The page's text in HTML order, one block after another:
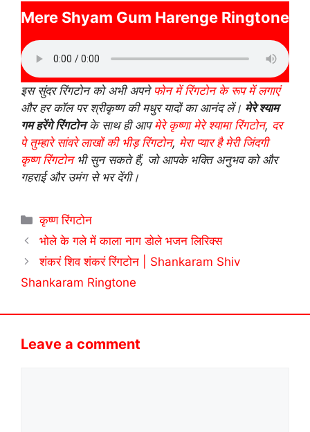
Mere Shyam Gum Harenge Ringtone
इस सुंदर रिंगटोन को अभी अपने फोन में रिंगटोन के रूप में लगाएं
और हर कॉल पर श्रीकृष्ण की मधुर यादों का आनंद लें। मेरे श्याम
गम हरेंगे रिंगटोनके साथ ही आपमेरे कृष्णा मेरे श्यामा रिंगटोन, दर
पे तुम्हारे सांवरे लाखों की भीड़ रिंगटोन, मेरा प्यार है मेरी जिंदगी
कृष्ण रिंगटोनभी सुन सकते हैं, जो आपके भक्ति अनुभव को और
गहराई और उमंग से भर देंगी।
Categories
कृष्ण रिंगटोन
भोले के गले में काला नाग डोले भजन लिरिक्स
शंकरं शिव शंकरं रिंगटोन | Shankaram Shiv
Shankaram Ringtone
Leave a comment